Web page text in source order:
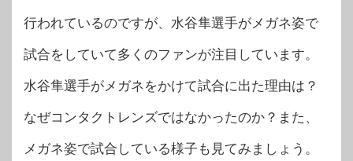
行われているのですが、水谷隼選手がメガネ姿で
試合をしていて多くのファンが注目しています。
水谷隼選手がメガネをかけて試合に出た理由は？
なぜコンタクトレンズではなかったのか？また、
メガネ姿で試合している様子も見てみましょう。